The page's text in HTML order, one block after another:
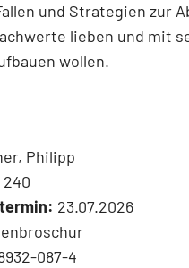
und Strategien zur
lieben und mit
wollen.
Philipp
240
23.07.2026
087-4